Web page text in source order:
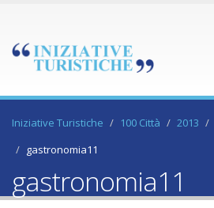
Iniziative Turistiche 100 Città 2013
gastronomia11
gastronomia11